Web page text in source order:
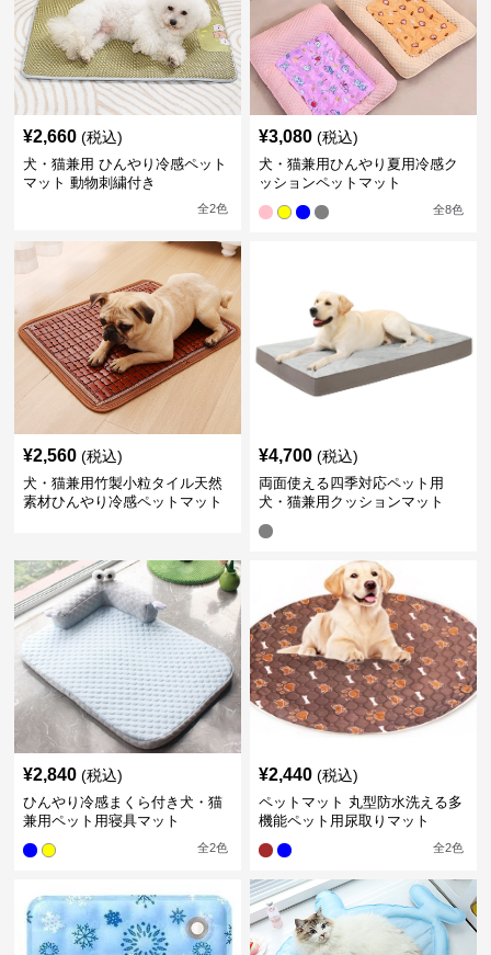
¥2,660 (税込)
犬・猫兼用 ひんやり冷感ペット
マット 動物刺繍付き
全2色
¥3,080 (税込)
犬・猫兼用ひんやり夏用冷感ク
ッションペットマット
全8色
¥2,560 (税込)
犬・猫兼用竹製小粒タイル天然
素材ひんやり冷感ペットマット
¥4,700 (税込)
両面使える四季対応ペット用
犬・猫兼用クッションマット
¥2,840 (税込)
ひんやり冷感まくら付き犬・猫
兼用ペット用寝具マット
全2色
¥2,440 (税込)
ペットマット 丸型防水洗える多
機能ペット用尿取りマット
全2色